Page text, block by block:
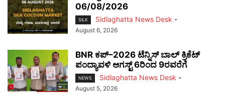
06/08/2026
SILK Sidlaghatta News Desk -
August 6, 2026
BNR ಕಪ್–2026 ಟೆನ್ನಿಸ್ ಬಾಲ್ ಕ್ರಿಕೆಟ್
ಪಂದ್ಯಾವಳಿ ಆಗಸ್ಟ್ 6ರಿಂದ 9ರವರೆಗೆ
NEWS Sidlaghatta News Desk -
August 5, 2026